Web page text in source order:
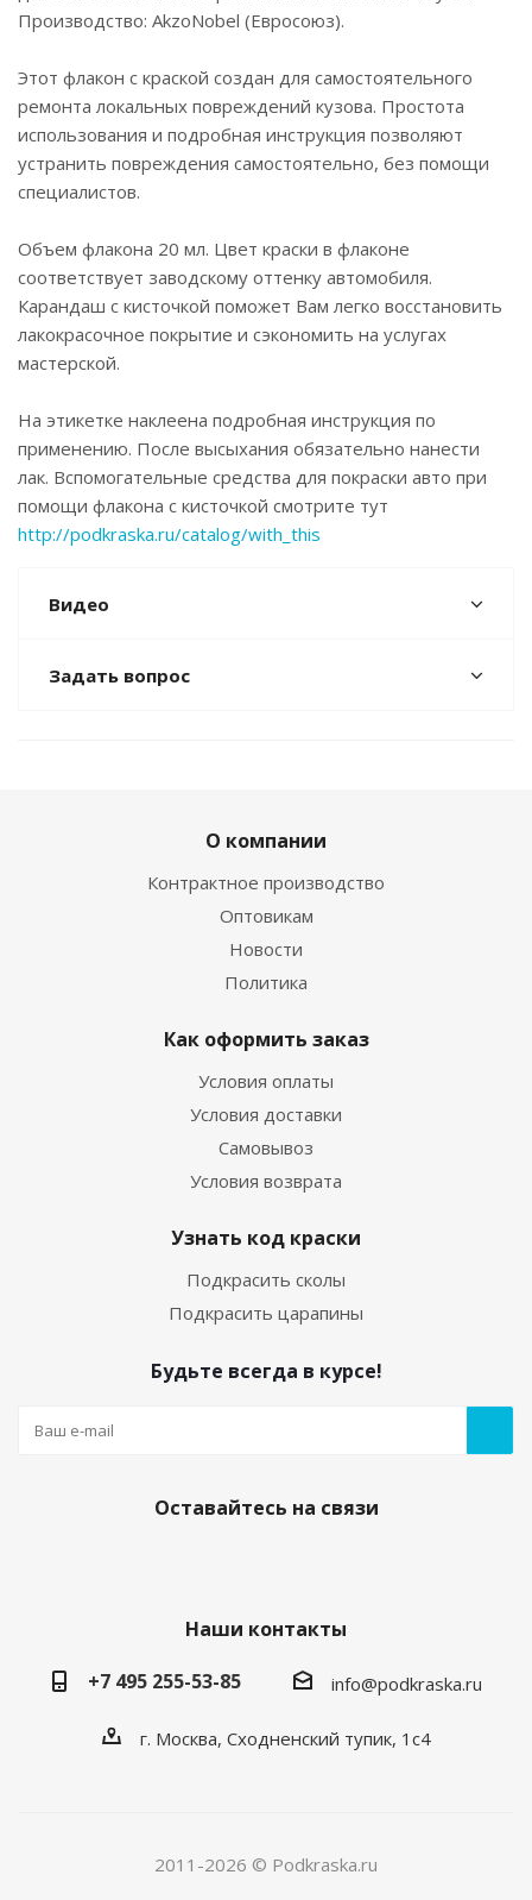
Производство: AkzoNobel (Евросоюз).
Этот флакон с краской создан для самостоятельного
ремонта локальных повреждений кузова. Простота
использования и подробная инструкция позволяют
устранить повреждения самостоятельно, без помощи
специалистов.
Объем флакона 20 мл. Цвет краски в флаконе
соответствует заводскому оттенку автомобиля.
Карандаш с кисточкой поможет Вам легко восстановить
лакокрасочное покрытие и сэкономить на услугах
мастерской.
На этикетке наклеена подробная инструкция по
применению. После высыхания обязательно нанести
лак. Вспомогательные средства для покраски авто при
помощи флакона с кисточкой смотрите тут
http://podkraska.ru/catalog/with_this
Видео
Задать вопрос
О компании
Контрактное производство
Оптовикам
Новости
Политика
Как оформить заказ
Условия оплаты
Условия доставки
Самовывоз
Условия возврата
Узнать код краски
Подкрасить сколы
Подкрасить царапины
Будьте всегда в курсе!
Оставайтесь на связи
Наши контакты
+7 495 255-53-85
info@podkraska.ru
г. Москва, Сходненский тупик, 1с4
2011-2026 © Podkraska.ru